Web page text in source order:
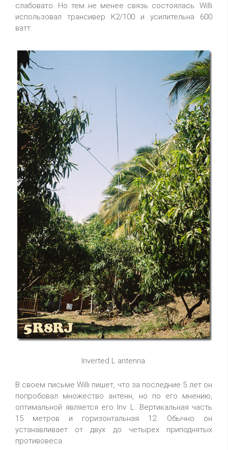
слабовато. Но тем не менее связь состоялась. Willi
использовал трансивер К2/100 и усилительна 600
ватт.
Inverted L antenna.
В своем письме Willi пишет, что за последние 5 лет он
попробовал множество антенн, но по его мнению,
оптимальной является его Inv. L. Вертикальная часть
15 метров и горизонтальная 12. Обычно он
устанавливает от двух до четырех приподнятых
противовеса.